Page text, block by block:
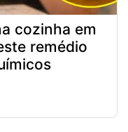
cozinha em
remédio